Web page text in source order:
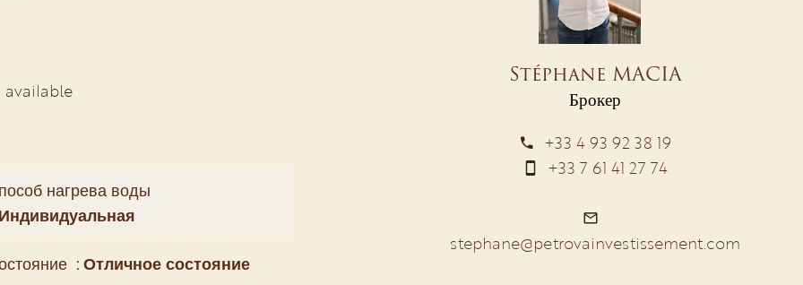
нагрева воды
Отличное состояние
Stéphane MACIA
Брокер
+33 4 93 92 38 19
+33 7 61 41 27 74
stephane@petrovainvestissement.com